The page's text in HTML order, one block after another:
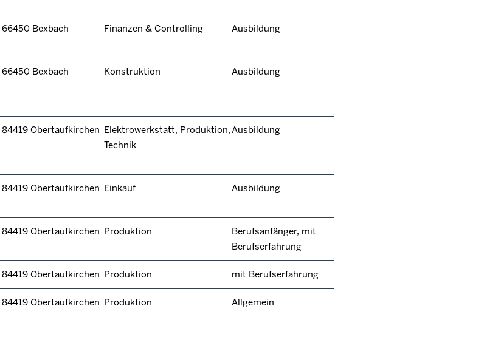
66450 Bexbach Finanzen & Controlling Ausbildung
66450 Bexbach Konstruktion Ausbildung
84419 Obertaufkirchen Elektrowerkstatt, Produktion,
Technik
Ausbildung
84419 Obertaufkirchen Einkauf Ausbildung
84419 Obertaufkirchen Produktion
Berufsanfänger, mit
Berufserfahrung
84419 Obertaufkirchen Produktion mit Berufserfahrung
84419 Obertaufkirchen Produktion Allgemein